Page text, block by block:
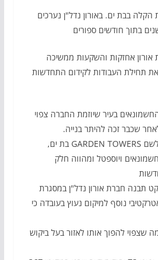
בבת ים. באורון נדל"ן נערכים
בתוך חודשים ספורים
אורון אחזקות והשקעות ממשיכה
תחילת העבודות לקידום התחדשות
החשמונאים בעיר שיוזמת החברה צפוי
שכבר זכה להיתר בנייה.
הפרויקט המדובר, שזכה לשם GARDEN TOWERS בת ים,
ויוספטל ומהווה חלק
תבנה חברת אורון נדל"ן במסגרת
נוסף למיקום נעוץ בעובדה כי
שצפוי להפוך אותו לאזור בעל ביקוש